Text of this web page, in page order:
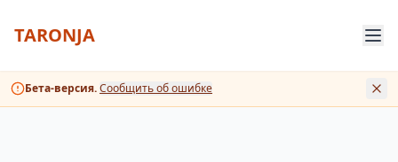
TARONJA
Бета-версия.Сообщить об ошибке